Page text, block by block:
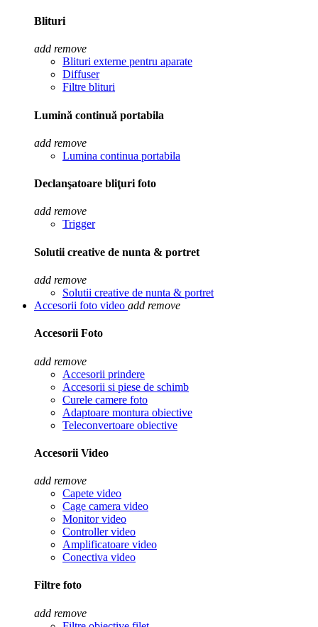
Blituri
add remove
Blituri externe pentru aparate
Diffuser
Filtre blituri
Lumină continuă portabila
add remove
Lumina continua portabila
Declanşatoare bliţuri foto
add remove
Trigger
Solutii creative de nunta & portret
add remove
Solutii creative de nunta & portret
Accesorii foto video add remove
Accesorii Foto
add remove
Accesorii prindere
Accesorii si piese de schimb
Curele camere foto
Adaptoare montura obiective
Teleconvertoare obiective
Accesorii Video
add remove
Capete video
Cage camera video
Monitor video
Controller video
Amplificatoare video
Conectiva video
Filtre foto
add remove